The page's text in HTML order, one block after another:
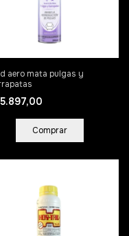
aero mata pulgas y